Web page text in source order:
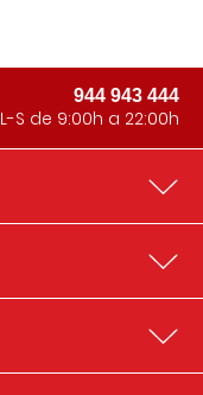
944 943 444
L-S de 9:00h a 22:00h